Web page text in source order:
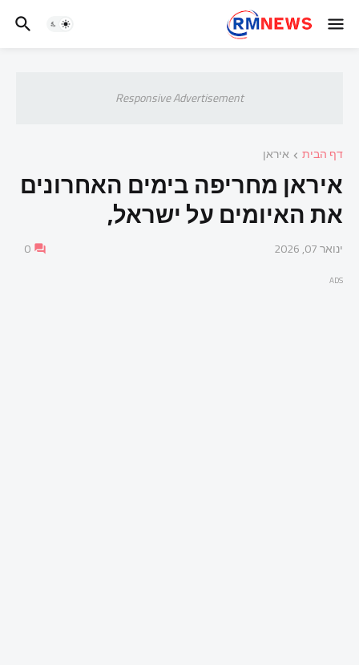
Responsive Advertisement
דף הבית איראן
איראן מחריפה בימים האחרונים
את האיומים על ישראל,
ינואר 07, 2026 0
ADS